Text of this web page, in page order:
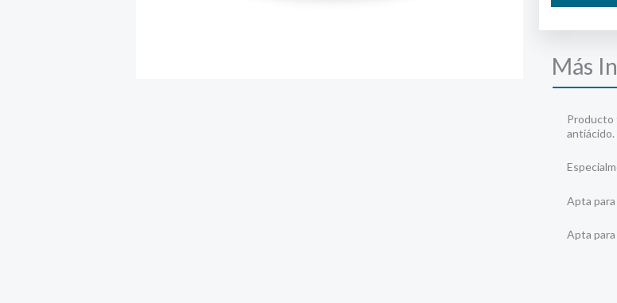
Más
Producto
antiácido.
Apta
Apta